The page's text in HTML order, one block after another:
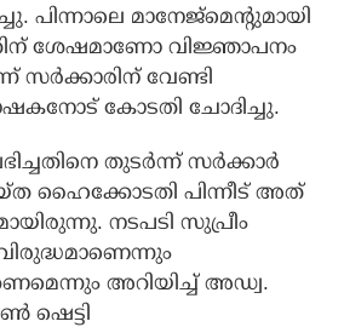
പിന്നാലെ മാനേജ്മെന്റുമായി
ശേഷമാണോ വിജ്ഞാപനം
സര്‍ക്കാരിന് വേണ്ടി
കോടതി ചോദിച്ചു.
തുടര്‍ന്ന് സര്‍ക്കാര്‍
ഹൈക്കോടതി പിന്നീട് അത്
നടപടി സുപ്രീം
അറിയിച്ച് അഡ്വ.
ഷെട്ടി